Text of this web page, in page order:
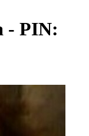
- PIN: